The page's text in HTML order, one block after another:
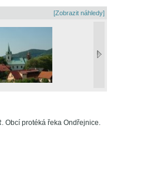
[Zobrazit náhledy]
Obcí protéká řeka Ondřejnice.